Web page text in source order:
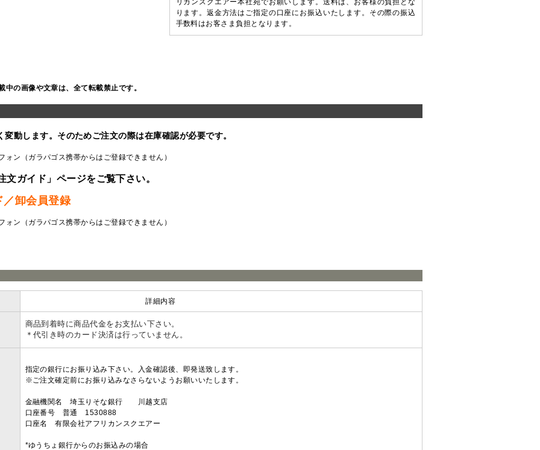
リカンスクエアー本社宛でお願いします。送料は、お客様の負担とな
ります。返金方法はご指定の口座にお振込いたします。その際の振込
手数料はお客さま負担となります。
中の画像や文章は、全て転載禁止です。
動します。そのためご注文の際は在庫確認が必要です。
ン（ガラパゴス携帯からはご登録できません）
ガイド」ページをご覧下さい。
／卸会員登録
ン（ガラパゴス携帯からはご登録できません）
詳細内容
商品到着時に商品代金をお支払い下さい。
＊代引き時のカード決済は行っていません。
指定の銀行にお振り込み下さい。入金確認後、即発送致します。
※ご注文確定前にお振り込みなさらないようお願いいたします。
金融機関名 埼玉りそな銀行 川越支店
口座番号 普通 1530888
口座名 有限会社アフリカンスクエアー
*ゆうちょ銀行からのお振込みの場合